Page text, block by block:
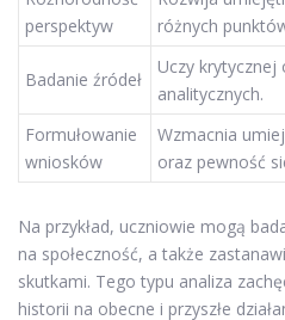
perspektyw
różnych
Badanie źródeł
Uczy
analitycznych.
Formułowanie
wniosków
Wzmacnia
oraz pewność
Na przykład, uczniowie mogą
na społeczność, a także
skutkami. Tego typu analiza
historii na obecne i przyszłe